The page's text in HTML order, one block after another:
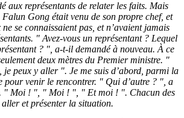
aux représentants de relater les faits. Mais
Gong était venu de son propre chef, et
se connaissaient pas, et n’avaient jamais
" Avez-vous un représentant ? Lequel
? ", a-t-il demandé à nouveau. À ce
deux mètres du Premier ministre. "
je peux y aller ". Je me suis d’abord, parmi la
pour venir le rencontrer. " Qui d’autre ? ", a
" Moi ! ", " Moi ! ", " Et moi ! ". Chacun des
et présenter la situation.